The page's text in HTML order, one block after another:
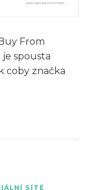
From
je spousta
coby značka
SÍTĚ